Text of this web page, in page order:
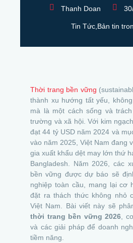
Thanh Doan
Tin Tức,Bản tin
Thời trang bền vững
thành xu hướng tất yếu,
mà là một cách sống và
trường và xã hội. Với kim
đạt 44 tỷ USD năm 2024 và
vào năm 2025, Việt Nam đang
gia xuất khẩu dệt may lớn thứ
Bangladesh. Năm 2026, các
bền vững được dự báo sẽ
nghiệp toàn cầu, mang lại cơ
đặt ra thách thức không nhỏ
Việt Nam. Bài viết này sẽ
thời trang bền vững 2026,
và các giải pháp để doanh
tiềm năng.